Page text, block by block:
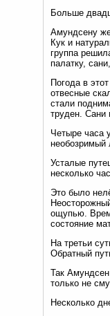
Больше
Амундсену же
Кук и
группа
палатку,
Погода в
отвесные
стали
труден. Сани
Четыре часа
необозримый
Усталые
несколько
Это было
ощупью.
состояние
На третьи
Обратный
Так
только не
Несколько